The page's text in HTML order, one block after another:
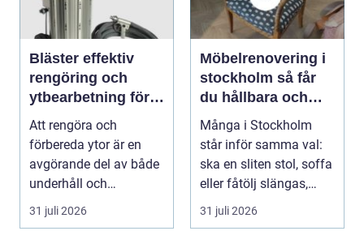
Bläster effektiv
rengöring och
ytbearbetning för
proffs och
hantverkare
Att rengöra och
förbereda ytor är en
avgörande del av både
underhåll och
renovering. Färg, rost,
smu...
31 juli 2026
Möbelrenovering i
stockholm så får
du hållbara och
vackra möbler
Många i Stockholm
står inför samma val:
ska en sliten stol, soffa
eller fåtölj slängas,
säljas billi...
31 juli 2026